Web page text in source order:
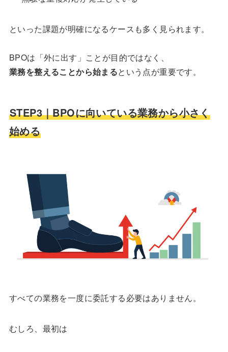
といった課題が明確になるケースも多く見られます。
BPOは「外に出す」ことが目的ではなく、
業務を整えることから始まるという点が重要です。
STEP3｜BPOに向いている業務から小さく
始める
すべての業務を一度に委託する必要はありません。
むしろ、最初は